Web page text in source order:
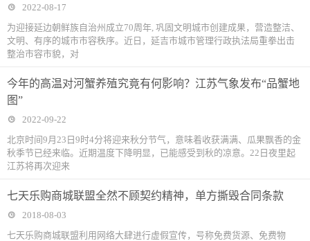
2022-08-17
为迎接延边朝鲜族自治州成立70周年, 巩固文明城市创建成果，营造整洁、
文明、有序的城市市容秩序。近日，延吉市城市管理行政执法局重拳出击
整治市容市貌，对
今年的高温对河蟹养殖究竟有何影响？江苏气象发布“品蟹地
图”
2022-09-22
北京时间9月23日9时4分将迎来秋分节气，意味着收获满满、瓜果飘香的金
秋季节已经来临。近期温度下降明显，已能感受到秋的凉意。22日夜里起
江苏将再次迎来
七天乐购商城联盟全然不顾契约精神，单方撕毁合同条款
2018-08-03
七天乐购商城联盟利用网络大肆进行虚假宣传，号称免费货源、免费物